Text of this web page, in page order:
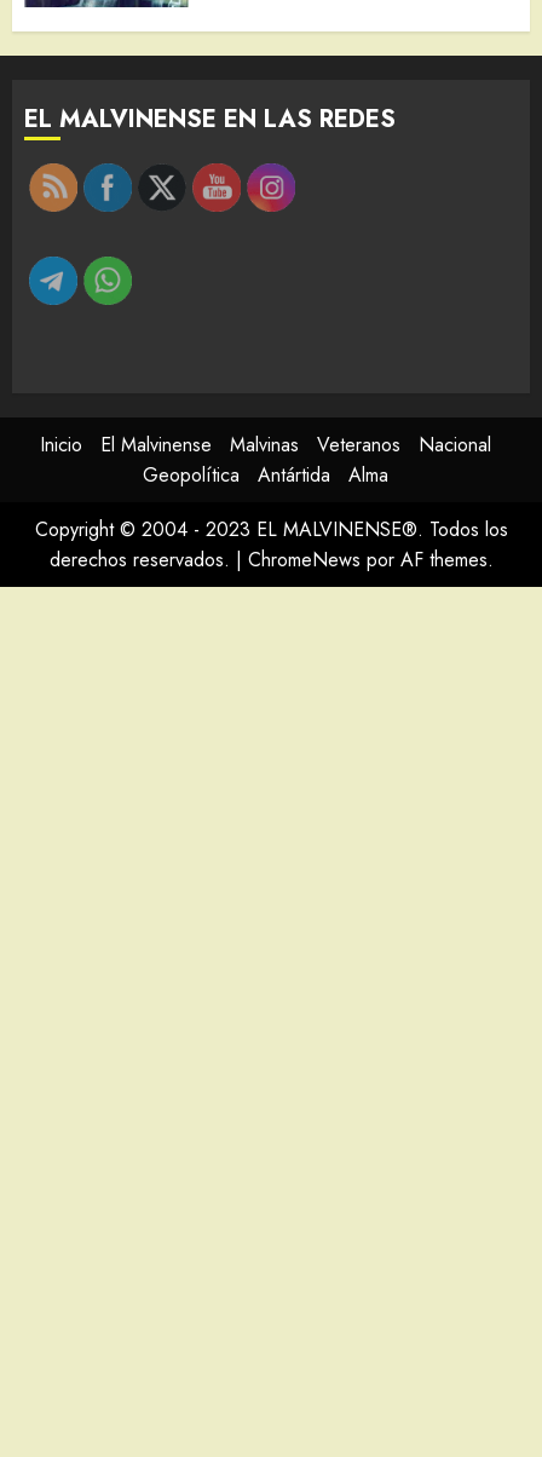
EL MALVINENSE EN LAS REDES
Inicio El Malvinense Malvinas Veteranos
Nacional
Geopolítica
Antártida
Alma
Copyright © 2004 - 2023 EL MALVINENSE®. Todos los
derechos reservados. | ChromeNews por AF themes.